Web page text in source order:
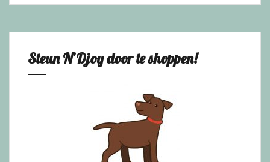
Steun N’Djoy door te shoppen!